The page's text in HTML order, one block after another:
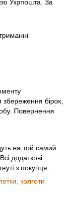
Укрпошта. За
бірок,
Повернення
на той самий
додаткові
з покупця.
колготи